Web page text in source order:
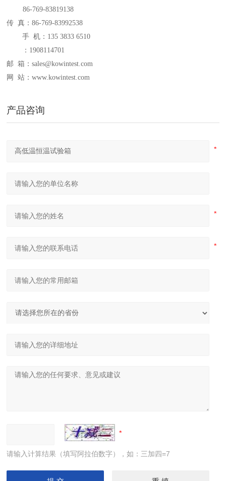
86-769-83819138
传 真：86-769-83992538
手 机：135 38336510
：1908114701
邮 箱：sales@kowintest.com
网 站：www.kowintest.com
产品咨询
请输入计算结果（填写阿拉伯数字），如：三加四=7